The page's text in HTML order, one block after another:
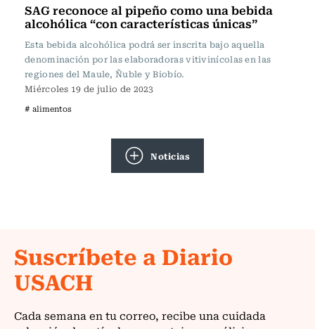
SAG reconoce al pipeño como una bebida
alcohólica “con características únicas”
Esta bebida alcohólica podrá ser inscrita bajo aquella
denominación por las elaboradoras vitivinícolas en las
regiones del Maule, Ñuble y Biobío.
Miércoles 19 de julio de 2023
# alimentos
Noticias